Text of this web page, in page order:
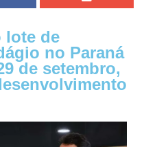
lote de
no Paraná
de setembro,